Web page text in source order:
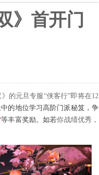
客服中心
》首开门
的元旦专服“侠客行”即将在12
的地位学习高阶门派秘笈，争
等丰富奖励。如若你战绩优秀，